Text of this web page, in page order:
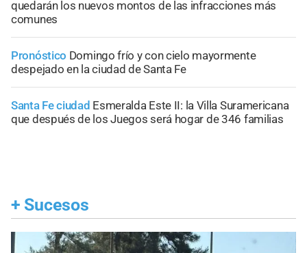
quedarán los nuevos montos de las infracciones más
comunes
Pronóstico Domingo frío y con cielo mayormente
despejado en la ciudad de Santa Fe
Santa Fe ciudad Esmeralda Este II: la Villa Suramericana
que después de los Juegos será hogar de 346 familias
+ Sucesos